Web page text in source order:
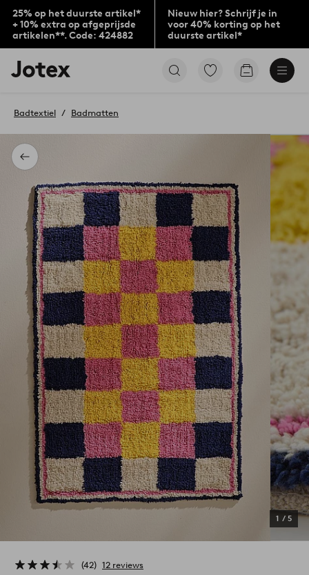
25% op het duurste artikel*
+ 10% extra op afgeprijsde
artikelen**. Code: 424882
Nieuw hier? Schrijf je in
voor 40% korting op het
duurste artikel*
Jotex
logo
to
home
page
Ga
Go
Terug
Badtextiel Badmatten
1 / 5
42 12 reviews